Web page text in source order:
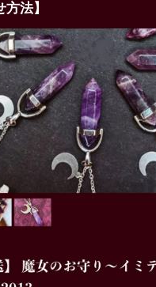
法】